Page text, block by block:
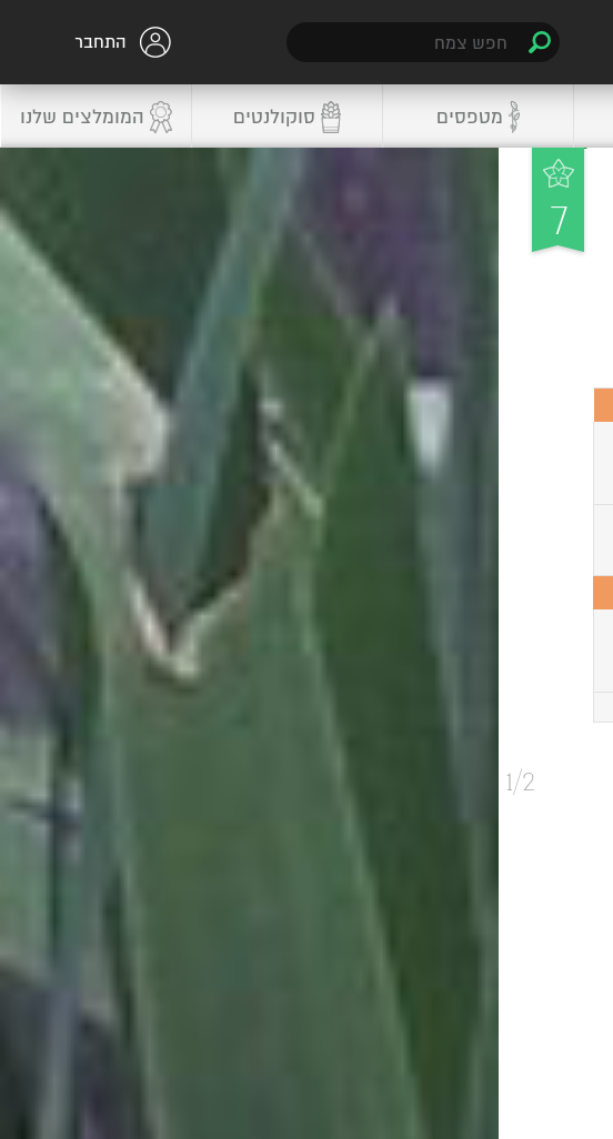
התחבר
מטפסים סוקולנטים המומלצים שלנו
7
1/2